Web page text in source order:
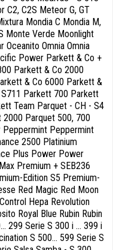
C2, C2S Meteor G, GT
Mondia C Mondia M,
Monte Verde Moonlight
Omnia Omnia
Power Parkett & Co +
Parkett & Co 2000
& Co 6000 Parkett &
Parkett 700 Parkett
Team Parquet - CH - S4
Parquet 500, 700
Peppermint
2500 Platinium
Plus Power Power
Premium + SEB236
Edition S5 Premium-
Red Magic Red Moon
Hepa Revolution
Royal Blue Rubin Rubin
299 Serie S 300 i ... 399 i
S 500... 599 Serie S